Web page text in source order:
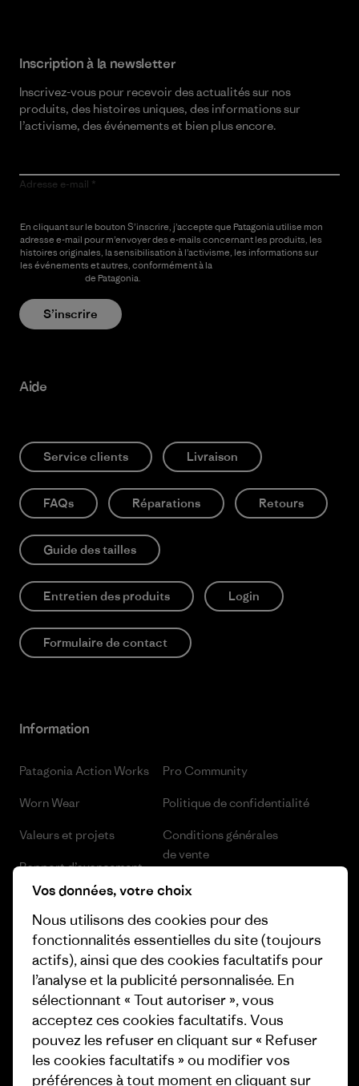
Inscription à la newsletter
Inscrivez-vous pour recevoir des actualités sur nos
produits, des histoires uniques, des informations sur
l’activisme, des événements et bien plus encore.
Adresse e-mail
En cliquant sur le bouton S’inscrire, j’accepte que Patagonia utilise mon
adresse e-mail pour m’envoyer des e-mails concernant les produits, les
histoires originales, la sensibilisation à l’activisme, les informations sur
les événements et autres, conformément à la
de Patagonia.
S’inscrire
Aide
Service clients Livraison
FAQs Réparations Retours
Guide des tailles
Entretien des produits Login
Formulaire de contact
Information
Patagonia Action Works
Worn Wear
Valeurs et projets
Rapport d’avancement
Business Unusual
Objectifs climatiques
1% For The Planet
Comment nous finançons
Cartes cadeaux
Nos magasins
Pro Community
Politique de confidentialité
Conditions générales
de vente
Préférences de cookie
Carrières
Presse et media
Industry program
Programme d’affiliation
Patagonia Belgique Plan du site
Vos données, votre choix
Nous utilisons des cookies pour des
fonctionnalités essentielles du site (toujours
actifs), ainsi que des cookies facultatifs pour
l’analyse et la publicité personnalisée. En
sélectionnant « Tout autoriser », vous
acceptez ces cookies facultatifs. Vous
pouvez les refuser en cliquant sur « Refuser
les cookies facultatifs » ou modifier vos
préférences à tout moment en cliquant sur